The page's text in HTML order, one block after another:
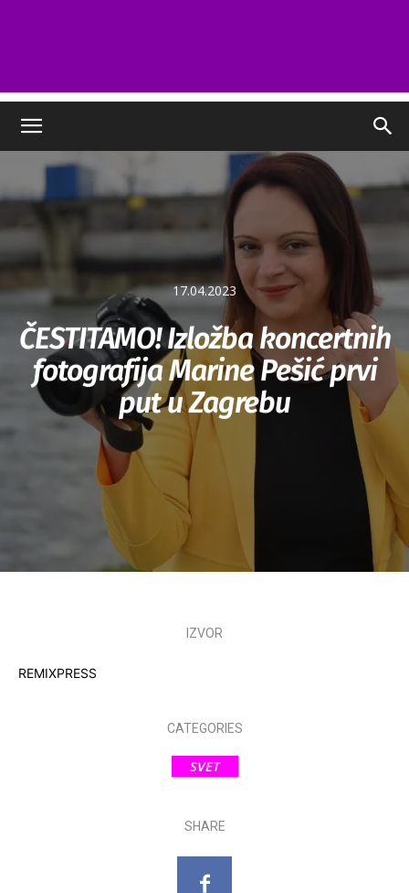
17.04.2023
ČESTITAMO! Izložba koncertnih
fotografija Marine Pešić prvi
put u Zagrebu
IZVOR
REMIXPRESS
CATEGORIES
SVET
SHARE